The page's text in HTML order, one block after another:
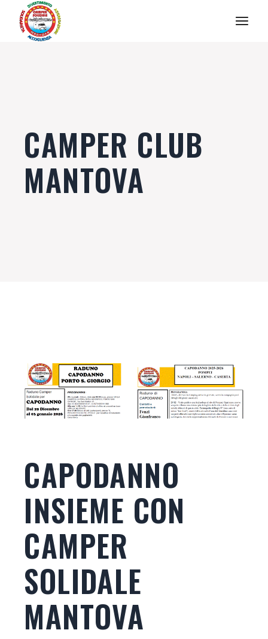
contenuto
CAMPER CLUB
MANTOVA
CAPODANNO
INSIEME CON
CAMPER
SOLIDALE
MANTOVA